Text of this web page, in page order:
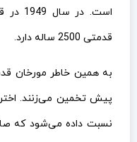
است.
قدمتی 2500 ساله دارد.
پیش تخمین می‌زنند.
نسبت داده می‌شود که